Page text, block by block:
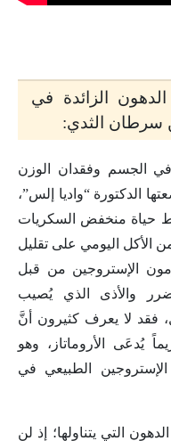
الزائدة في
سرطان الثدي:
الجسم وفقدان الوزن
الدكتورة “واديا إلس”،
حياة منخفض السكريات
الأكل اليومي على تقليل
الإستروجين من قبل
والأذى الذي يُصيب
فقد لا يعرف كثيرون أنَّ
يُدعَى الأروماتاز، وهو
الإستروجين الطبيعي في
التي يتناولها؛ إذ لن